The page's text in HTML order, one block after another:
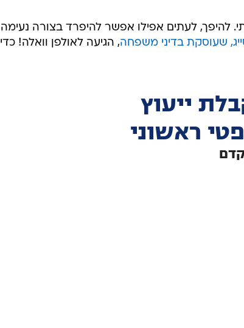
להיפך, לעתים אפילו אפשר להיפרד בצורה נעימה
שעוסקת בדיני משפחה, הגיעה לאולפן וואלה! כדי